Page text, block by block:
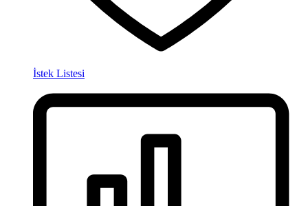
İstek Listesi